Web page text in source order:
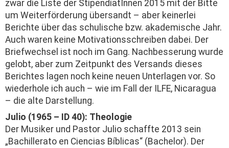
zwar die Liste der StipendiatInnen 2015 mit der Bitte
um Weiterförderung übersandt – aber keinerlei
Berichte über das schulische bzw. akademische Jahr.
Auch waren keine Motivationsschreiben dabei. Der
Briefwechsel ist noch im Gang. Nachbesserung wurde
gelobt, aber zum Zeitpunkt des Versands dieses
Berichtes lagen noch keine neuen Unterlagen vor. So
wiederhole ich auch – wie im Fall der ILFE, Nicaragua
– die alte Darstellung.
Julio (1965 – ID 40): Theologie
Der Musiker und Pastor Julio schaffte 2013 sein
„Bachillerato en Ciencias Bíblicas“ (Bachelor). Der